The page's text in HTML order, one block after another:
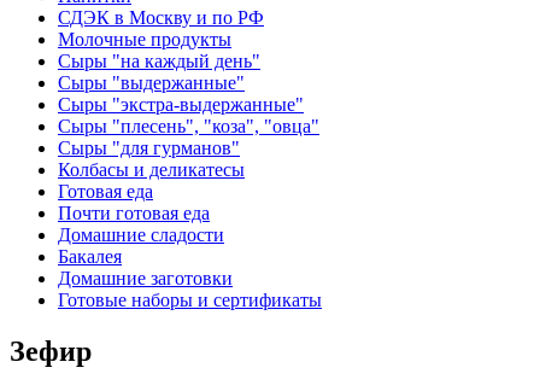
СДЭК в Москву и по РФ
Молочные продукты
Сыры "на каждый день"
Сыры "выдержанные"
Сыры "экстра-выдержанные"
Сыры "плесень", "коза", "овца"
Сыры "для гурманов"
Колбасы и деликатесы
Готовая еда
Почти готовая еда
Домашние сладости
Бакалея
Домашние заготовки
Готовые наборы и сертификаты
Зефир